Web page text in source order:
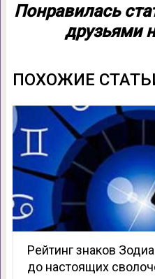
Понравилась
друзьями
ПОХОЖИЕ
Рейтинг знаков
до настоящих